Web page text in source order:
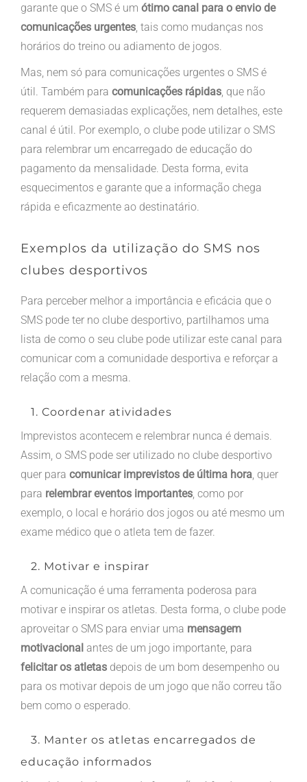
garante que o SMS é um ótimo canal para o envio de
comunicações urgentes, tais como mudanças nos
horários do treino ou adiamento de jogos.
Mas, nem só para comunicações urgentes o SMS é
útil. Também para comunicações rápidas, que não
requerem demasiadas explicações, nem detalhes, este
canal é útil. Por exemplo, o clube pode utilizar o SMS
para relembrar um encarregado de educação do
pagamento da mensalidade. Desta forma, evita
esquecimentos e garante que a informação chega
rápida e eficazmente ao destinatário.
Exemplos da utilização do SMS nos
clubes desportivos
Para perceber melhor a importância e eficácia que o
SMS pode ter no clube desportivo, partilhamos uma
lista de como o seu clube pode utilizar este canal para
comunicar com a comunidade desportiva e reforçar a
relação com a mesma.
1. Coordenar atividades
Imprevistos acontecem e relembrar nunca é demais.
Assim, o SMS pode ser utilizado no clube desportivo
quer para comunicar imprevistos de última hora, quer
para relembrar eventos importantes, como por
exemplo, o local e horário dos jogos ou até mesmo um
exame médico que o atleta tem de fazer.
2. Motivar e inspirar
A comunicação é uma ferramenta poderosa para
motivar e inspirar os atletas. Desta forma, o clube pode
aproveitar o SMS para enviar uma mensagem
motivacional antes de um jogo importante, para
felicitar os atletas depois de um bom desempenho ou
para os motivar depois de um jogo que não correu tão
bem como o esperado.
3. Manter os atletas encarregados de
educação informados